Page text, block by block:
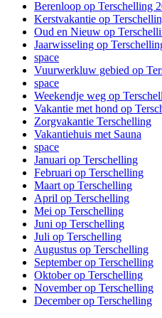
Berenloop op Terschelling
Kerstvakantie op
Oud en Nieuw op
Jaarwisseling op
space
Vuurwerkluw gebied op
space
Weekendje weg op
Vakantie met hond op
Zorgvakantie Terschelling
Vakantiehuis met Sauna
space
Januari op Terschelling
Februari op Terschelling
Maart op Terschelling
April op Terschelling
Mei op Terschelling
Juni op Terschelling
Juli op Terschelling
Augustus op Terschelling
September op Terschelling
Oktober op Terschelling
November op Terschelling
December op Terschelling